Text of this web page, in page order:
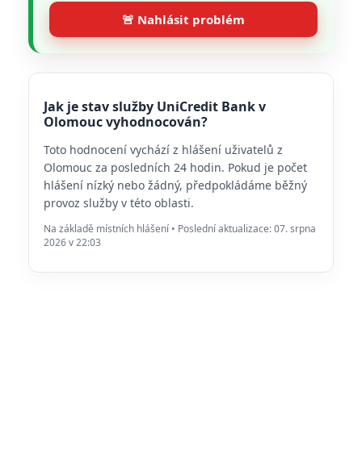
🚨 Nahlásit problém
Jak je stav služby UniCredit Bank v
Olomouc vyhodnocován?
Toto hodnocení vychází z hlášení uživatelů z
Olomouc za posledních 24 hodin. Pokud je počet
hlášení nízký nebo žádný, předpokládáme běžný
provoz služby v této oblasti.
Na základě místních hlášení • Poslední aktualizace: 07. srpna
2026 v 22:03